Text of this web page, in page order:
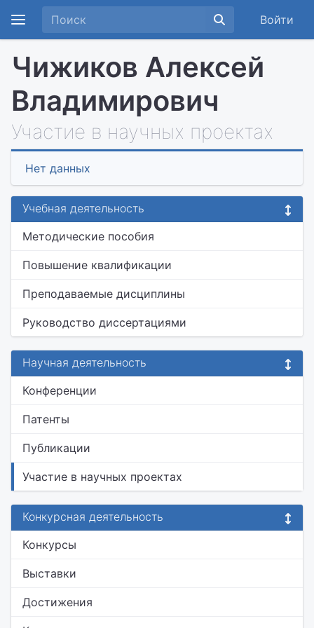
Войти
Чижиков Алексей
Владимирович
Участие в научных проектах
Нет данных
Учебная деятельность
Методические пособия
Повышение квалификации
Преподаваемые дисциплины
Руководство диссертациями
Научная деятельность
Конференции
Патенты
Публикации
Участие в научных проектах
Конкурсная деятельность
Конкурсы
Выставки
Достижения